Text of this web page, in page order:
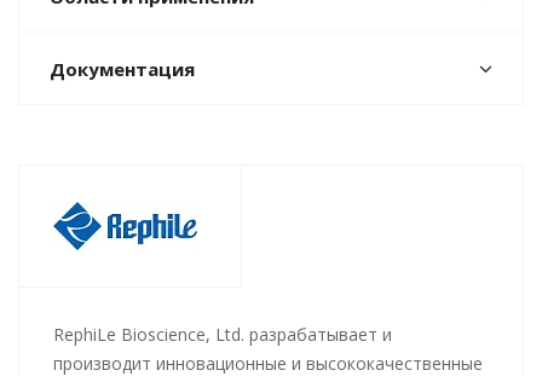
Документация
RephiLe Bioscience, Ltd. разрабатывает и
производит инновационные и высококачественные